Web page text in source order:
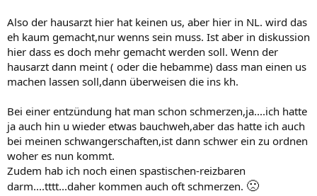
Also der hausarzt hier hat keinen us, aber hier in NL. wird das
eh kaum gemacht,nur wenns sein muss. Ist aber in diskussion
hier dass es doch mehr gemacht werden soll. Wenn der
hausarzt dann meint ( oder die hebamme) dass man einen us
machen lassen soll,dann überweisen die ins kh.
Bei einer entzündung hat man schon schmerzen,ja....ich hatte
ja auch hin u wieder etwas bauchweh,aber das hatte ich auch
bei meinen schwangerschaften,ist dann schwer ein zu ordnen
woher es nun kommt.
Zudem hab ich noch einen spastischen-reizbaren
darm....tttt...daher kommen auch oft schmerzen. 🙁